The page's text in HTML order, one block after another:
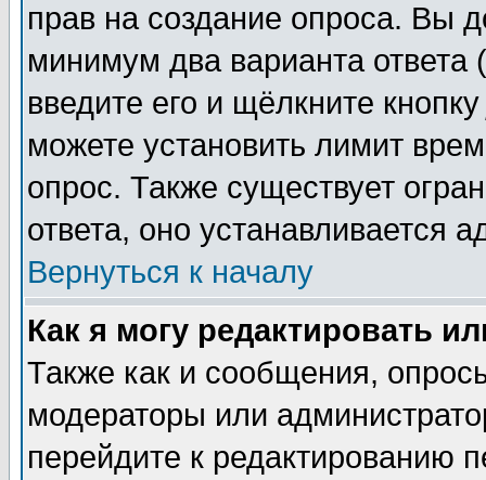
прав на создание опроса. Вы
минимум два варианта ответа
введите его и щёлкните
можете установить лимит
опрос. Также существует
ответа, оно устанавливается
Вернуться к началу
Как я могу редактировать
Также как и сообщения,
модераторы или
перейдите к редактированию